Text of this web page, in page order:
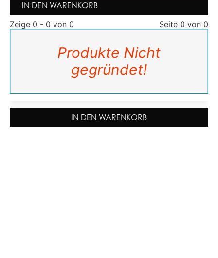
IN DEN WARENKORB
Zeige 0 - 0 von 0
Seite 0 von 0
Produkte Nicht
gegründet!
IN DEN WARENKORB